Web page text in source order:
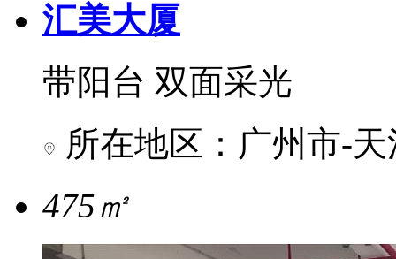
汇美大厦
带阳台 双面采光
所在地区：广州市-
475㎡